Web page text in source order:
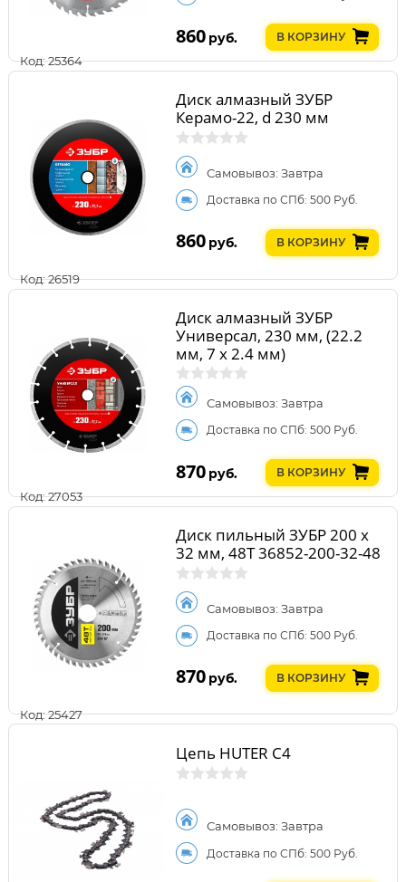
Код: 25364
860 руб. В КОРЗИНУ
Код: 26519
Диск алмазный ЗУБР
Керамо-22, d 230 мм
Самовывоз: Завтра
Доставка по СПб: 500 Руб.
860 руб. В КОРЗИНУ
Код: 27053
Диск алмазный ЗУБР
Универсал, 230 мм, (22.2
мм, 7 х 2.4 мм)
Самовывоз: Завтра
Доставка по СПб: 500 Руб.
870 руб. В КОРЗИНУ
Код: 25427
Диск пильный ЗУБР 200 х
32 мм, 48Т 36852-200-32-48
Самовывоз: Завтра
Доставка по СПб: 500 Руб.
870 руб. В КОРЗИНУ
Цепь HUTER C4
Самовывоз: Завтра
Доставка по СПб: 500 Руб.